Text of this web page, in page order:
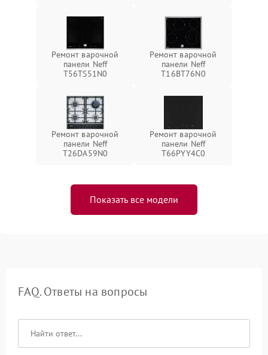
Ремонт варочной
панели Neff
T56TS51N0
Ремонт варочной
панели Neff
T16BT76N0
Ремонт варочной
панели Neff
T26DA59N0
Ремонт варочной
панели Neff
T66PYY4C0
Показать все модели
FAQ. Ответы на вопросы